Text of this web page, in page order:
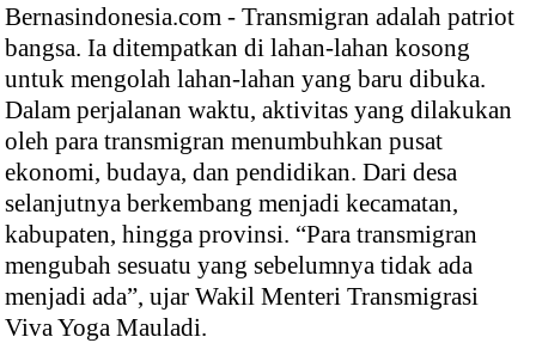
Bernasindonesia.com - Transmigran adalah patriot
bangsa. Ia ditempatkan di lahan-lahan kosong
untuk mengolah lahan-lahan yang baru dibuka.
Dalam perjalanan waktu, aktivitas yang dilakukan
oleh para transmigran menumbuhkan pusat
ekonomi, budaya, dan pendidikan. Dari desa
selanjutnya berkembang menjadi kecamatan,
kabupaten, hingga provinsi. “Para transmigran
mengubah sesuatu yang sebelumnya tidak ada
menjadi ada”, ujar Wakil Menteri Transmigrasi
Viva Yoga Mauladi.